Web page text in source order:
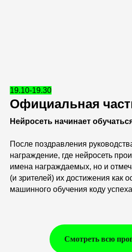
19.10-19.30
Официальная
Нейросеть начинает
После поздравления
награждение, где нейросеть
имена награждаемых, но и
(и зрителей) их достижения как
машинного обучения коду
Смотреть всю